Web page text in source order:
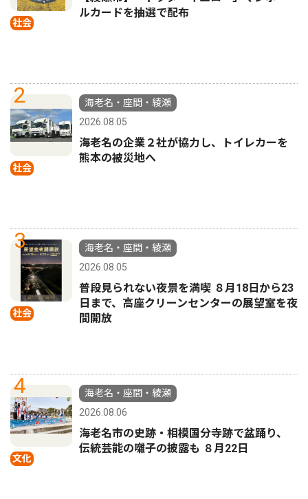
社会
ルカードを抽選で配布
2
社会
海老名・座間・綾瀬
2026.08.05
海老名の企業２社が協力し、トイレカーを
熊本の被災地へ
3
社会
海老名・座間・綾瀬
2026.08.05
普段見られない夜景を満喫 ８月18日から23
日まで、高座クリーンセンターの展望室を夜
間開放
4
文化
海老名・座間・綾瀬
2026.08.06
海老名市の史跡・相模国分寺跡で盆踊り、
伝統芸能の囃子の披露も ８月22日